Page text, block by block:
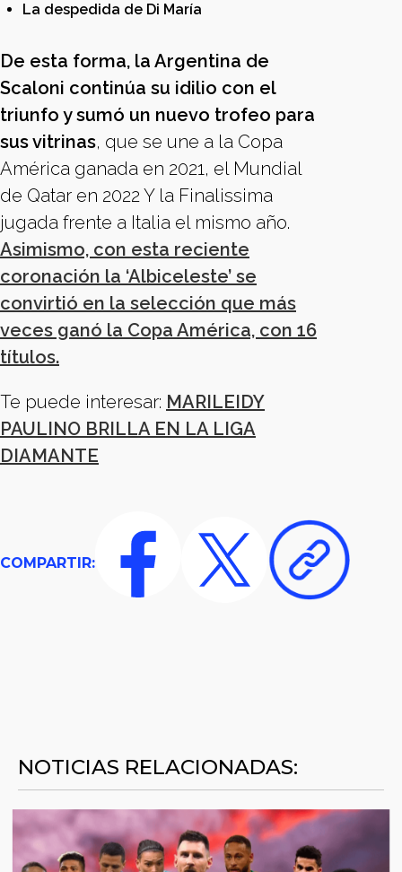
La despedida de Di María
De esta forma, la Argentina de
Scaloni continúa su idilio con el
triunfo y sumó un nuevo trofeo para
sus vitrinas, que se une a la Copa
América ganada en 2021, el Mundial
de Qatar en 2022 Y la Finalissima
jugada frente a Italia el mismo año.
Asimismo, con esta reciente
coronación la ‘Albiceleste’ se
convirtió en la selección que más
veces ganó la Copa América, con 16
títulos.
Te puede interesar: MARILEIDY
PAULINO BRILLA EN LA LIGA
DIAMANTE
COMPARTIR:
NOTICIAS RELACIONADAS: